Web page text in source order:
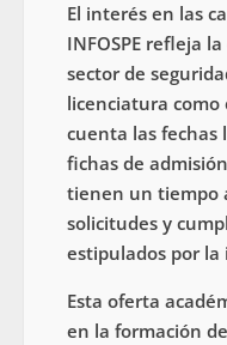
El interés en las
INFOSPE refleja
sector de
licenciatura
cuenta las fechas
fichas de
tienen un tiempo
solicitudes y
estipulados por
Esta oferta
en la formación